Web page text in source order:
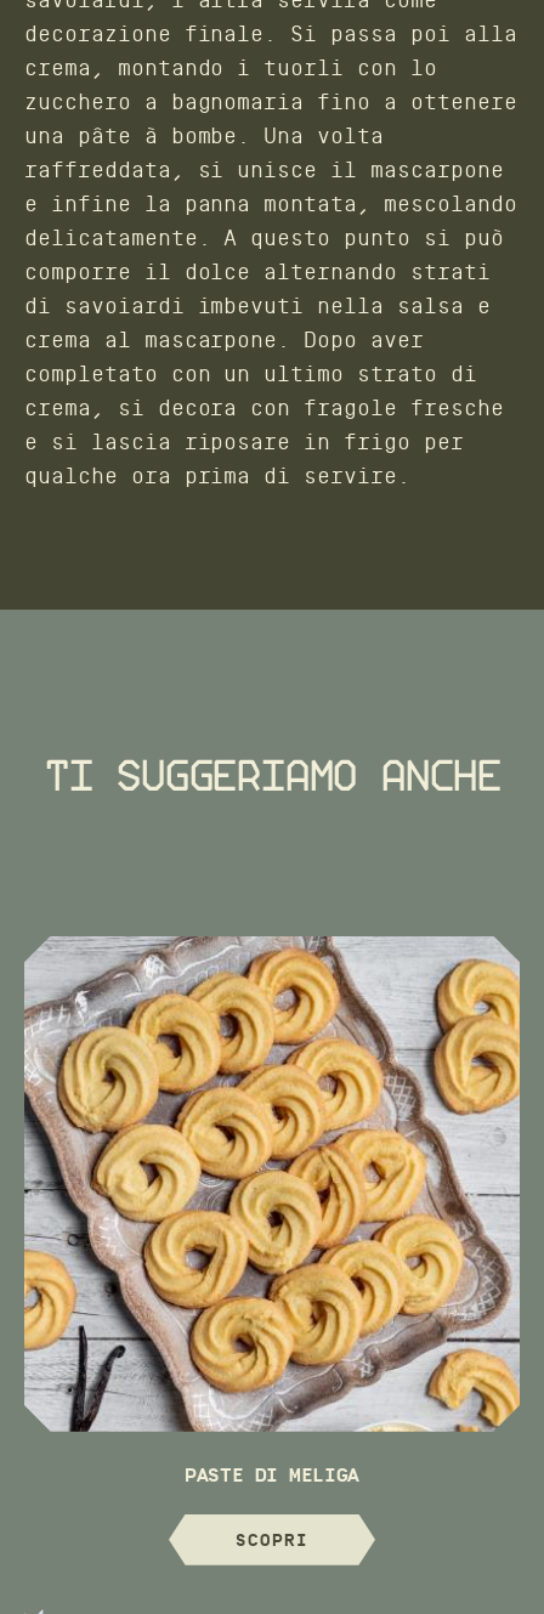
decorazione finale. Si passa poi alla
crema, montando i tuorli con lo
zucchero a bagnomaria fino a ottenere
una pâte à bombe. Una volta
raffreddata, si unisce il mascarpone
e infine la panna montata, mescolando
delicatamente. A questo punto si può
comporre il dolce alternando strati
di savoiardi imbevuti nella salsa e
crema al mascarpone. Dopo aver
completato con un ultimo strato di
crema, si decora con fragole fresche
e si lascia riposare in frigo per
qualche ora prima di servire.
Ti suggeriamo anche
PASTE DI MELIGA
SCOPRI